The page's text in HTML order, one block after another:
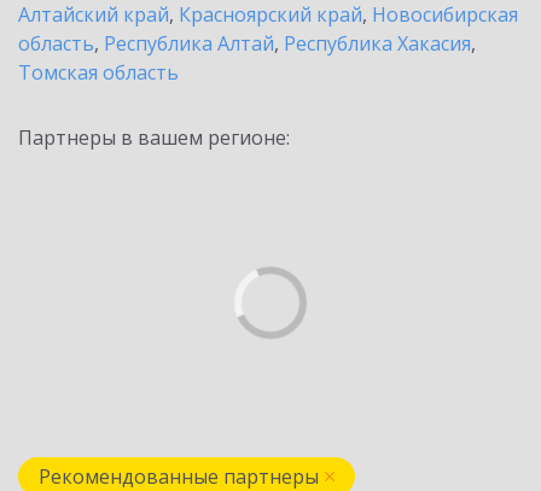
Алтайский край, Красноярский край, Новосибирская
область, Республика Алтай, Республика Хакасия,
Томская область
Партнеры в вашем регионе:
Рекомендованные партнеры